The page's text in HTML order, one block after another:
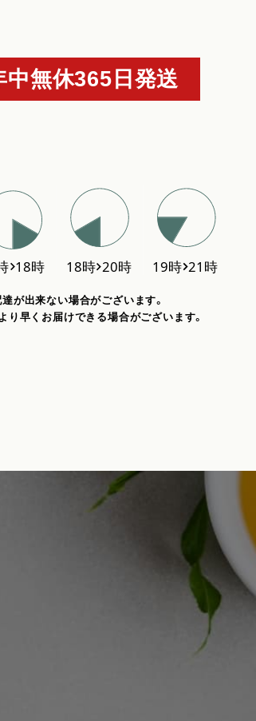
中無休365日発送
が出来ない場合がございます。
早くお届けできる場合がございます。